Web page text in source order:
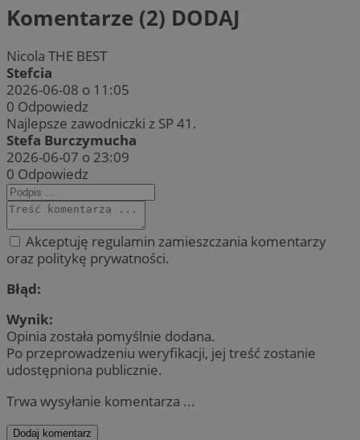
Komentarze (2) DODAJ
Nicola THE BEST
Stefcia
2026-06-08 o 11:05
0 Odpowiedz
Najlepsze zawodniczki z SP 41.
Stefa Burczymucha
2026-06-07 o 23:09
0 Odpowiedz
Akceptuję regulamin zamieszczania komentarzy
oraz politykę prywatności.
Błąd:
Wynik:
Opinia została pomyślnie dodana.
Po przeprowadzeniu weryfikacji, jej treść zostanie
udostępniona publicznie.
Trwa wysyłanie komentarza ...
Dodaj komentarz